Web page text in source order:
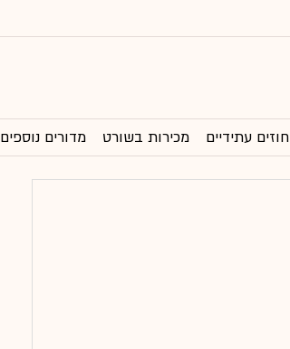
חוזים עתידיים מכירות בשורט מדורים נוספים